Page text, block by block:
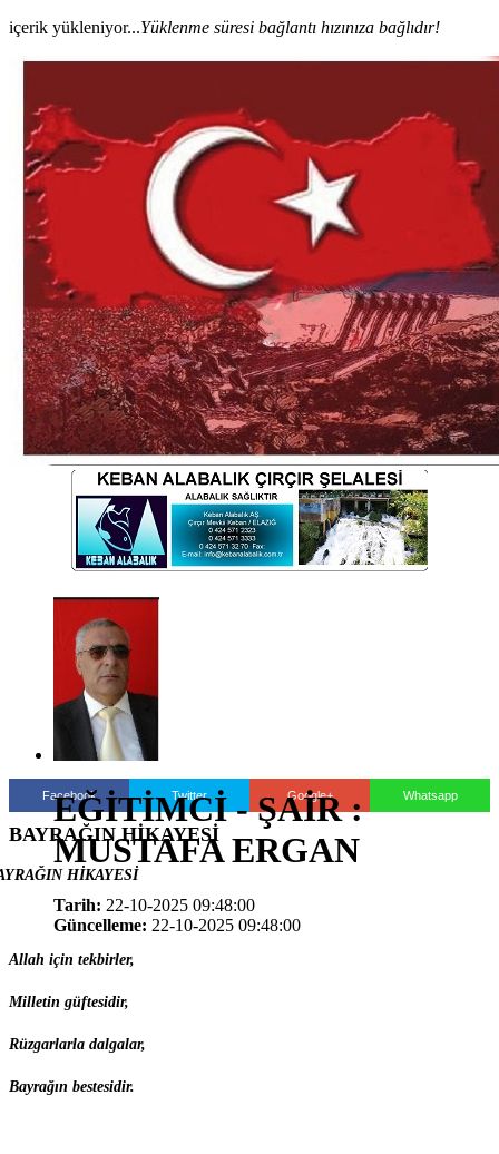
içerik yükleniyor...Yüklenme süresi bağlantı hızınıza bağlıdır!
EĞİTİMCİ - ŞAİR :
MUSTAFA ERGAN
Tarih: 22-10-2025 09:48:00
Güncelleme: 22-10-2025 09:48:00
Facebook Twitter Google+ Whatsapp
BAYRAĞIN HİKAYESİ
HİKAYESİ
Allah için tekbirler,
Milletin güftesidir,
Rüzgarlarla dalgalar,
Bayrağın bestesidir.